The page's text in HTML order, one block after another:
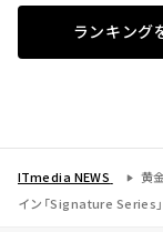
ランキング
ITmedia NEWS
黄
イン「Signature Series」